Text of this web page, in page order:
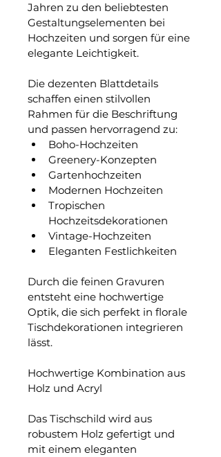
Jahren zu den beliebtesten
Gestaltungselementen bei
Hochzeiten und sorgen für eine
elegante Leichtigkeit.
Die dezenten Blattdetails
schaffen einen stilvollen
Rahmen für die Beschriftung
und passen hervorragend zu:
Boho-Hochzeiten
Greenery-Konzepten
Gartenhochzeiten
Modernen Hochzeiten
Tropischen
Hochzeitsdekorationen
Vintage-Hochzeiten
Eleganten Festlichkeiten
Durch die feinen Gravuren
entsteht eine hochwertige
Optik, die sich perfekt in florale
Tischdekorationen integrieren
lässt.
Hochwertige Kombination aus
Holz und Acryl
Das Tischschild wird aus
robustem Holz gefertigt und
mit einem eleganten